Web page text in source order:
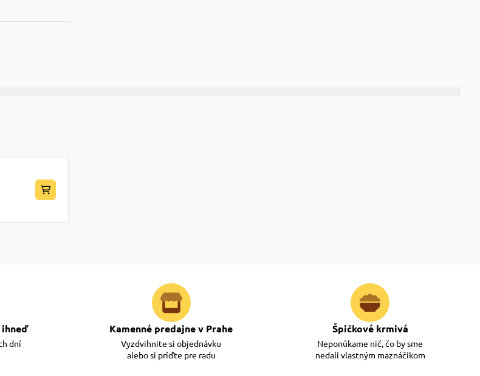
dní
Kamenné predajne v Prahe
Vyzdvihnite si objednávku
alebo si príďte pre radu
Špičkové krmivá
Neponúkame nič, čo by sme
nedali vlastným maznáčikom